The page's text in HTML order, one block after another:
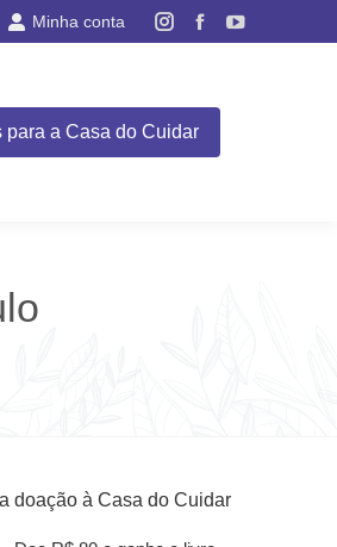
Minha conta
Instagram
in
new
Facebook
in
new
YouTube
para a Casa do Cuidar
doação à Casa do Cuidar